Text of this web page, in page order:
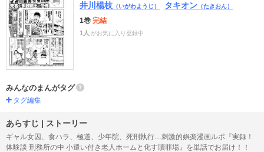
井川楊枝 （いがわようじ） タキオン （たきおん）
1巻 完結
1人 がお気に入り登録中
みんなのまんがタグ
タグ編集
あらすじ | ストーリー
ギャル女囚、食ハラ、極道、少年院、死刑執行…刺激的娯楽漫画ルポ『実録！
体験談 刑務所の中 小遣い付き老人ホームと化す贖罪場』を単話でお届け！！